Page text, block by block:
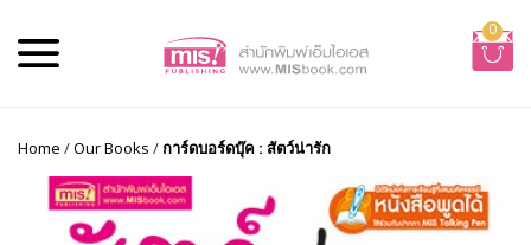
0
Home /Our Books /การ์ดบอร์ดบุ๊ค : สัตว์น่ารัก